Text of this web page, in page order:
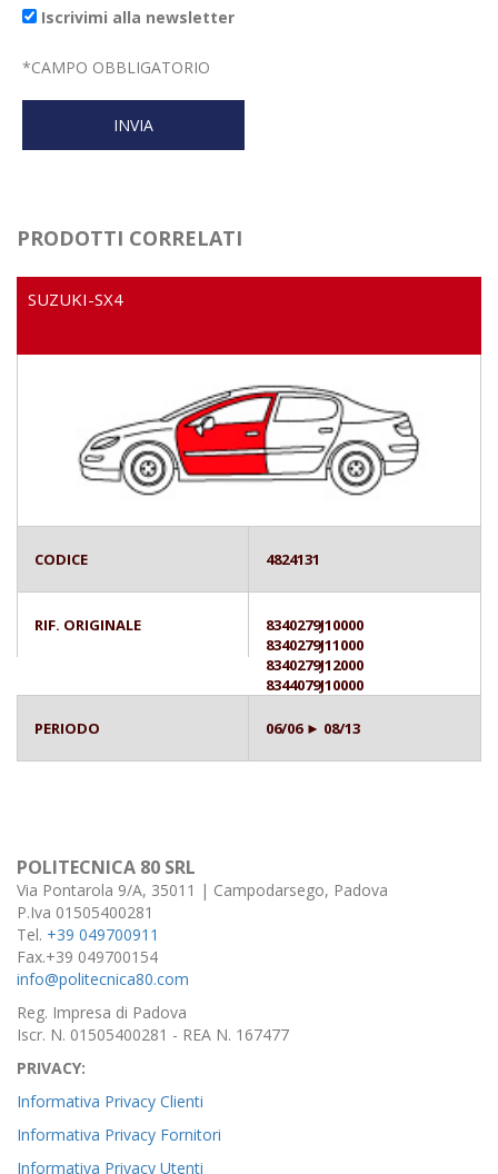
Iscrivimi alla newsletter
*CAMPO OBBLIGATORIO
PRODOTTI CORRELATI
SUZUKI-SX4
CODICE 4824131
RIF. ORIGINALE
8340279J10000
8340279J11000
8340279J12000
8344079J10000
PERIODO 06/06 ► 08/13
POLITECNICA 80 SRL
Via Pontarola 9/A, 35011 | Campodarsego, Padova
P.Iva 01505400281
Tel. +39 049700911
Fax.+39 049700154
info@politecnica80.com
Reg. Impresa di Padova
Iscr. N. 01505400281 - REA N. 167477
PRIVACY:
Informativa Privacy Clienti
Informativa Privacy Fornitori
Informativa Privacy Utenti